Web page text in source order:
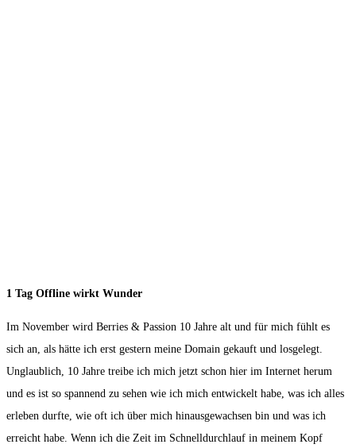
1 Tag Offline wirkt Wunder
Im November wird Berries & Passion 10 Jahre alt und für mich fühlt es
sich an, als hätte ich erst gestern meine Domain gekauft und losgelegt.
Unglaublich, 10 Jahre treibe ich mich jetzt schon hier im Internet herum
und es ist so spannend zu sehen wie ich mich entwickelt habe, was ich alles
erleben durfte, wie oft ich über mich hinausgewachsen bin und was ich
erreicht habe. Wenn ich die Zeit im Schnelldurchlauf in meinem Kopf